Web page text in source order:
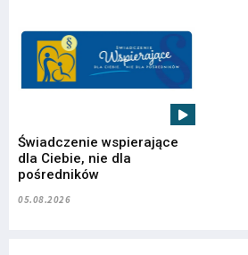
Świadczenie wspierające
dla Ciebie, nie dla
pośredników
05.08.2026